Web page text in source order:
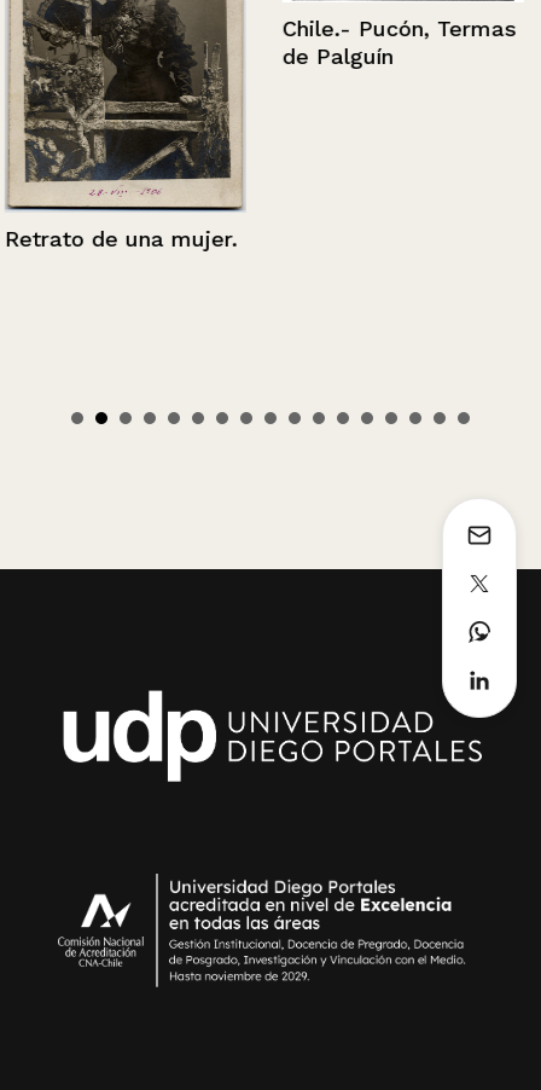
Retrato de una mujer.
Chile.- Pucón, Termas
de Palguín